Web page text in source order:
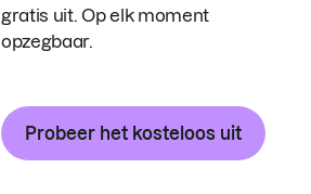
gratis uit. Op elk moment
opzegbaar.
Probeer het kosteloos uit